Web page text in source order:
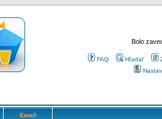
Bolo
FAQ Hľadať
Email